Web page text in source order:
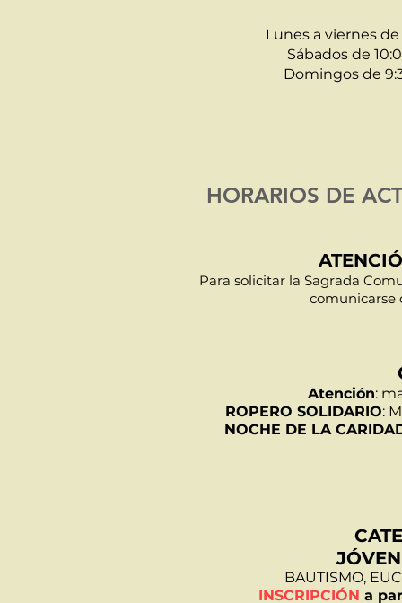
Lunes a viernes de
Sábados de
Domingos de
HORARIOS DE
Para solicitar la Sagrada
comunicarse
Atención:
ROPERO SOLIDARIO:
NOCHE DE LA
BAUTISMO,
INSCRIPCIÓN a